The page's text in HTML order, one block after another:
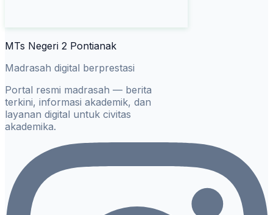
MTs Negeri 2 Pontianak
Madrasah digital berprestasi
Portal resmi madrasah — berita
terkini, informasi akademik, dan
layanan digital untuk civitas
akademika.